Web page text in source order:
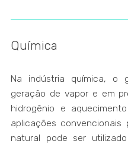
Química
Na indústria química, o
geração de vapor e em
hidrogênio e
aplicações
natural pode ser